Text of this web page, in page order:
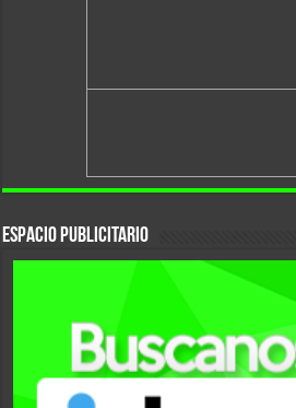
Espacio Publicitario